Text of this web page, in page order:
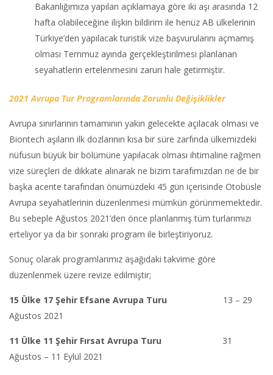
Bakanlığımıza yapılan açıklamaya göre iki aşı arasında 12
hafta olabileceğine ilişkin bildirim ile henüz AB ülkelerinin
Türkiye’den yapılacak turistik vize başvurularını açmamış
olması Temmuz ayında gerçekleştirilmesi planlanan
seyahatlerin ertelenmesini zaruri hale getirmiştir.
2021 Avrupa Tur Programlarında Zorunlu Değişiklikler
Avrupa sınırlarının tamamının yakın gelecekte açılacak olması ve
Biontech aşıların ilk dozlarının kısa bir süre zarfında ülkemizdeki
nüfusun büyük bir bölümüne yapılacak olması ihtimaline rağmen
vize süreçleri de dikkate alınarak ne bizim tarafımızdan ne de bir
başka acente tarafından önümüzdeki 45 gün içerisinde Otobüsle
Avrupa seyahatlerinin düzenlenmesi mümkün görünmemektedir.
Bu sebeple Ağustos 2021’den önce planlanmış tüm turlarımızı
erteliyor ya da bir sonraki program ile birleştiriyoruz.
Sonuç olarak programlarımız aşağıdaki takvime göre
düzenlenmek üzere revize edilmiştir;
15 Ülke 17 Şehir Efsane Avrupa Turu 13 – 29
Ağustos 2021
11 Ülke 11 Şehir Fırsat Avrupa Turu 31
Ağustos – 11 Eylül 2021